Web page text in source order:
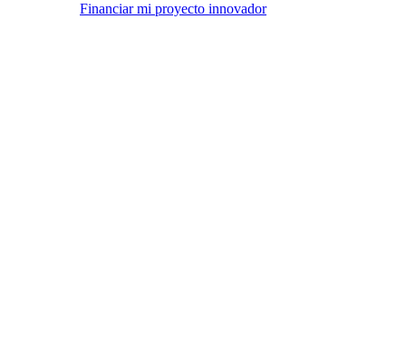
Financiar mi proyecto innovador